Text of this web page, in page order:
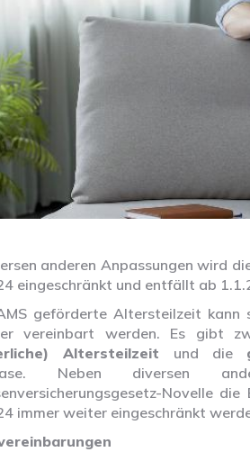
anderen Anpassungen wird
eingeschränkt und entfällt ab
geförderte Altersteilzeit kann
vereinbart werden. Es gibt
Altersteilzeit und die
Neben diversen
Novelle
immer weiter eingeschränkt